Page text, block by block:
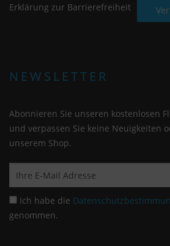
Erklärung zur Barrierefreiheit
NEWSLETTER
Abonnieren Sie unseren kostenlosen
und verpassen Sie keine Neuigkeiten
unserem Shop.
Ich habe die
genommen.